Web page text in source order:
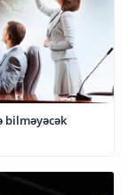
bilməyəcək